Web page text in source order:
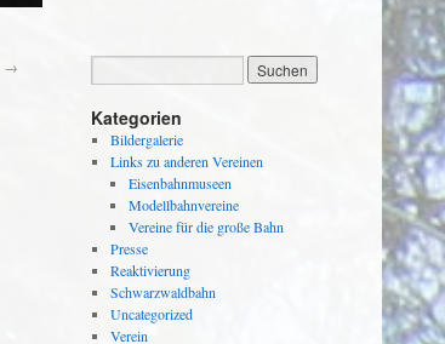
→
Kategorien
Bildergalerie
Links zu anderen Vereinen
Eisenbahnmuseen
Modellbahnvereine
Vereine für die große Bahn
Presse
Reaktivierung
Schwarzwaldbahn
Uncategorized
Verein